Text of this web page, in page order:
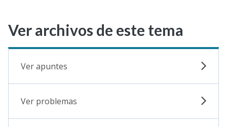
Ver archivos de este tema
Ver apuntes
Ver problemas